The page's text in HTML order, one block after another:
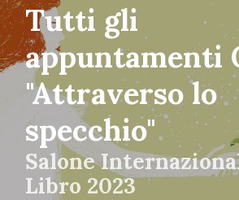
Tutti gli
appuntamenti
"Attraverso lo
specchio"
Salone
Libro 2023